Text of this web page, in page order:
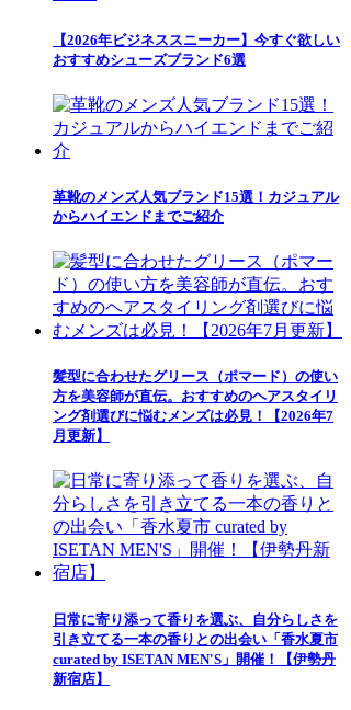
【2026年ビジネススニーカー】今すぐ欲しい
おすすめシューズブランド6選
革靴のメンズ人気ブランド15選！カジュアル
からハイエンドまでご紹介
髪型に合わせたグリース（ポマード）の使い
方を美容師が直伝。おすすめのヘアスタイリ
ング剤選びに悩むメンズは必見！【2026年7
月更新】
日常に寄り添って香りを選ぶ、自分らしさを
引き立てる一本の香りとの出会い「香水夏市
curated by ISETAN MEN'S」開催！【伊勢丹
新宿店】